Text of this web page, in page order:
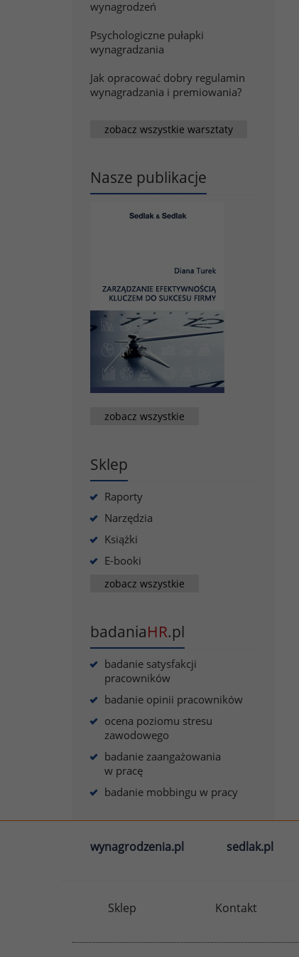
wynagrodzeń
Psychologiczne pułapki
wynagradzania
Jak opracować dobry regulamin
wynagradzania i premiowania?
zobacz wszystkie warsztaty
Nasze publikacje
zobacz wszystkie
Sklep
Raporty
Narzędzia
Książki
E-booki
zobacz wszystkie
badaniaHR.pl
badanie satysfakcji
pracowników
badanie opinii pracowników
ocena poziomu stresu
zawodowego
badanie zaangażowania
w pracę
badanie mobbingu w pracy
wynagrodzenia.pl sedlak.pl
Sklep Kontakt